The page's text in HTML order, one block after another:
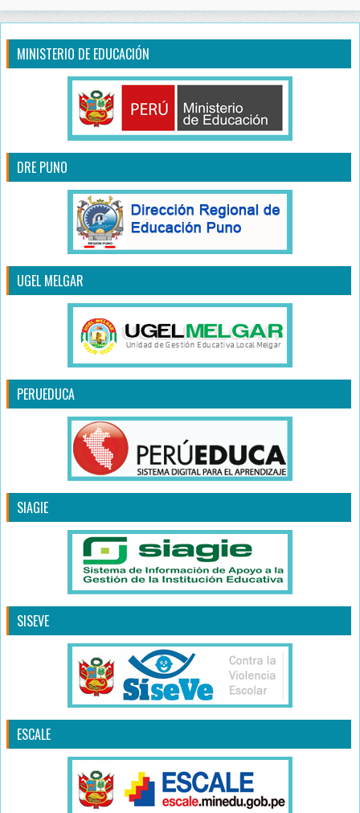
MINISTERIO DE EDUCACIÓN
DRE PUNO
UGEL MELGAR
PERUEDUCA
SIAGIE
SISEVE
ESCALE